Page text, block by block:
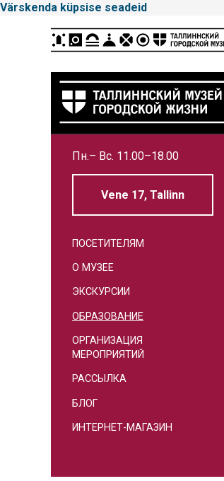
Värskenda küpsise seadeid
Linnamuuseum
Peamenüü
Пн.– Вс. 11.00–18.00
Vene 17, Tallinn
Külgpaani
navigatsioon
ПОСЕТИТЕЛЯМ
О МУЗЕЕ
ЭКСКУРСИИ
ОБРАЗОВАНИЕ
ОРГАНИЗАЦИЯ
МЕРОПРИЯТИЙ
РАССЫЛКА
БЛОГ
ИНТЕРНЕТ-МАГАЗИН